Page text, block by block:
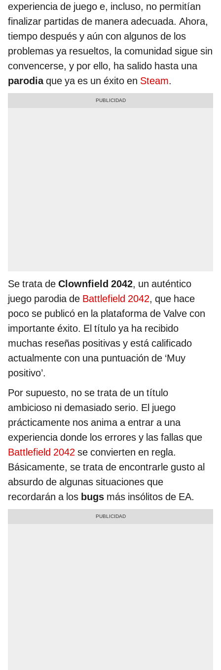
experiencia de juego e, incluso, no permitían
finalizar partidas de manera adecuada. Ahora,
tiempo después y aún con algunos de los
problemas ya resueltos, la comunidad sigue sin
convencerse, y por ello, ha salido hasta una
parodiaque ya es un éxito en Steam.
Se trata de Clownfield 2042, un auténtico
juego parodia de Battlefield 2042, que hace
poco se publicó en la plataforma de Valve con
importante éxito. El título ya ha recibido
muchas reseñas positivas y está calificado
actualmente con una puntuación de ‘Muy
positivo’.
Por supuesto, no se trata de un título
ambicioso ni demasiado serio. El juego
prácticamente nos anima a entrar a una
experiencia donde los errores y las fallas que
Battlefield 2042 se convierten en regla.
Básicamente, se trata de encontrarle gusto al
absurdo de algunas situaciones que
recordarán a los bugs más insólitos de EA.